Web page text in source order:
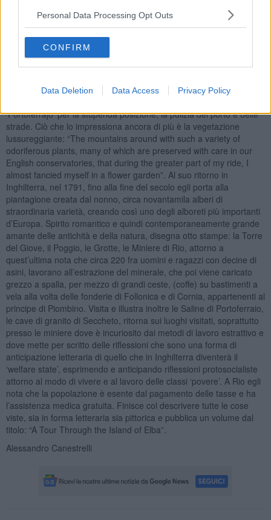
Personal Data Processing Opt Outs
CONFIRM
Data Deletion Data Access Privacy Policy
Marina, con una lettera di presentazione per la famiglia Pellegrini,
che ha preparato la sua sistemazione, si trattiene all’isola per circa
dieci giorni, lasciando testimonianza scritta e dipinta delle sue
escursioni. Il giovane baronetto, figlio e nipote di una delle famiglie
più ricche e più in vista di Londra, è al suo secondo ‘tour’ in Europa
ormai imparato sufficientemente bene la nostra lingua tanto da
‘Portoferrajo’ per la stupenda posizione, la pulizia del porto e delle
strade. Ciò che lo impressiona ancora di più è la vegetazione
lussureggiante: “The mountains around with such a variety of
odoriferous plants, many of which are preserved with care in our
English conservatories, that during the greater part of my ride, I
almost fancied myself in a flower garden”. Al suo ritorno in
Inghilterra, nel 1791, fino alla fine del secolo egli porta alla
piantagione creata dal nonno, circa novantamila alberi di
straordinaria varietà, creando così uno degli alboreti più importanti
d’Europa. Spirito romantico e quindi contemporaneamente grande
amante delle antichità e della natura, disegna otto stampe: la Torre
del Giove, il Poggio, le Grotte, le Miniere di Rio, attorno a
quest’ultima nota che circa 220 fra uomini e ragazzi con decine di
asini, lavorano all’estrazione del minerale, che poi viene caricato
grezzo a spalla, per mezzo di grandi ceste, (coffe) su bastimenti a
vela alla volta delle fonderie di Follonica e di Cornia, appartenenti al
principe di Piombino. Visita e illustra inoltre le Saline di Portoferraio,
le cave di granito di Seccheto, ritorna sui luoghi visitati, soprattutto
presso le miniere dove è incuriosito dai metodi di lavoro estrattivo e
dove mette per scritto delle riflessioni che sono una forma di
anticipazione letteraria di quello che in Inghilterra diventerà il
‘welfare state’, esprimendo e anticipando riflessioni protosocialiste
attorno al modo di vivere e al lavoro delle classi ‘povere’. A Rio egli
nota che la popolazione è esente dal pagamento delle tasse e ha
l’assistenza medica gratuita. Finisce col descrivere tutte le cose
viste, sia in forma letteraria sia pittorica e pubblica un volume dal
titolo: “A Tour Through the Island of Elba”.
Alessandro Canestrelli